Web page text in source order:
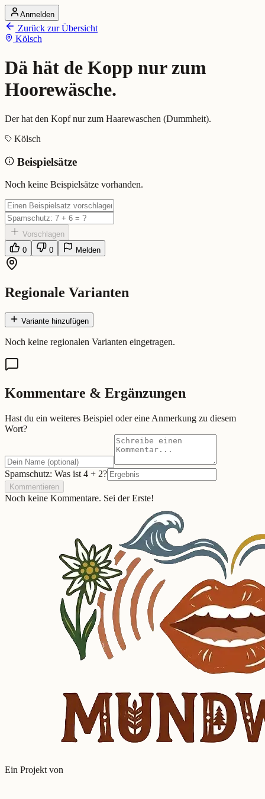
Startseite
Alle Dialekte
Dialekte vergleichen
Dialekt-Karte
Ranking
Dä hät de Kopp nur zum
Bedeutung:
Beispiel:Dä versteht ja jar nix, dä hät de Kopp...
Eingereicht von: Mundwerk Team
Anmelden
Zurück zur Übersicht
Kölsch
Dä hät de Kopp nur zum
Hoorewäsche.
Der hat den Kopf nur zum Haarewaschen (Dummheit).
Kölsch
Beispielsätze
Noch keine Beispielsätze vorhanden.
Vorschlagen
0
0 Melden
Regionale Varianten
Variante hinzufügen
Noch keine regionalen Varianten eingetragen.
Kommentare & Ergänzungen
Hast du ein weiteres Beispiel oder eine Anmerkung zu diesem
Wort?
Spamschutz: Was ist 4 + 2?
Kommentieren
Noch keine Kommentare. Sei der Erste!
Ein Projekt von